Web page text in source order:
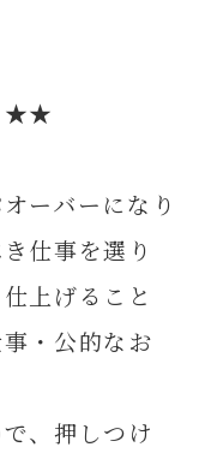
★★
ーバーになり
仕事を選り
上げること
・公的なお
、押しつけ